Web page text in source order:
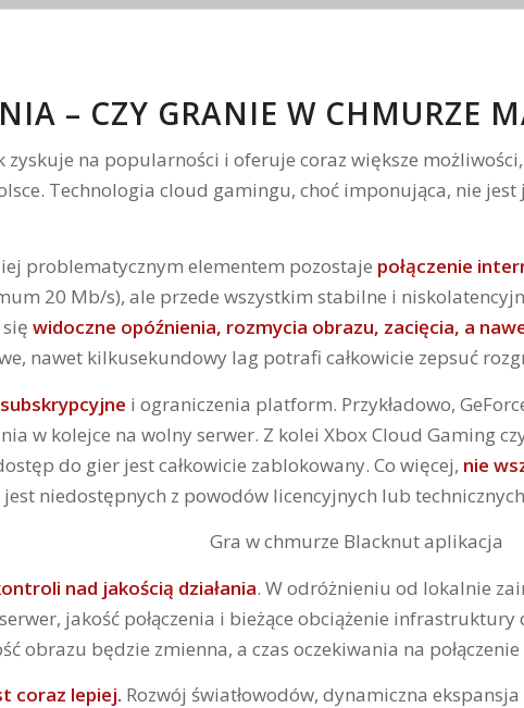
– CZY GRANIE W CHMURZE
zyskuje na popularności i oferuje coraz większe
Technologia cloud gamingu, choć imponująca, nie
problematycznym elementem pozostaje połączenie
20 Mb/s), ale przede wszystkim stabilne i
widoczne opóźnienia, rozmycia obrazu, zacięcia, a
nawet kilkusekundowy lag potrafi całkowicie zepsuć
i ograniczenia platform. Przykładowo,
w kolejce na wolny serwer. Z kolei Xbox Cloud Gaming
do gier jest całkowicie zablokowany. Co więcej, nie
jest niedostępnych z powodów licencyjnych lub
nad jakością działania. W odróżnieniu od lokalnie
jakość połączenia i bieżące obciążenie infrastruktury
obrazu będzie zmienna, a czas oczekiwania na połączenie
coraz lepiej. Rozwój światłowodów, dynamiczna